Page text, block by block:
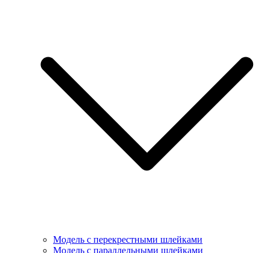
Модель с перекрестными шлейками
Модель с параллельными шлейками